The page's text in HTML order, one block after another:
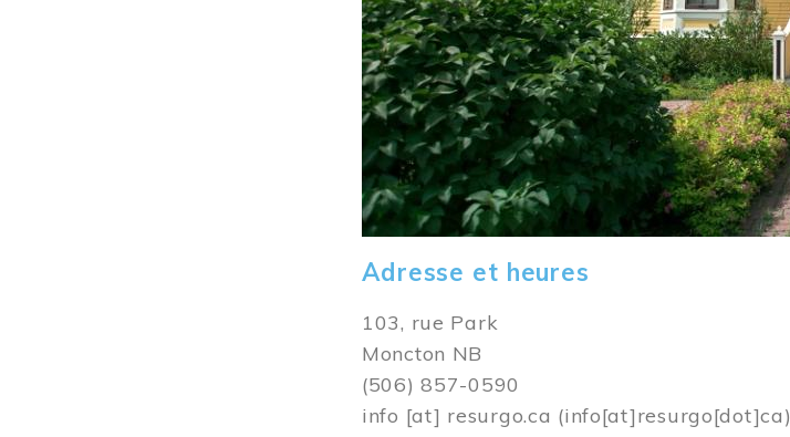
Adresse et heures
103, rue Park
Moncton NB
(506) 857-0590
info [at] resurgo.ca (info[at]resurgo[dot]ca)